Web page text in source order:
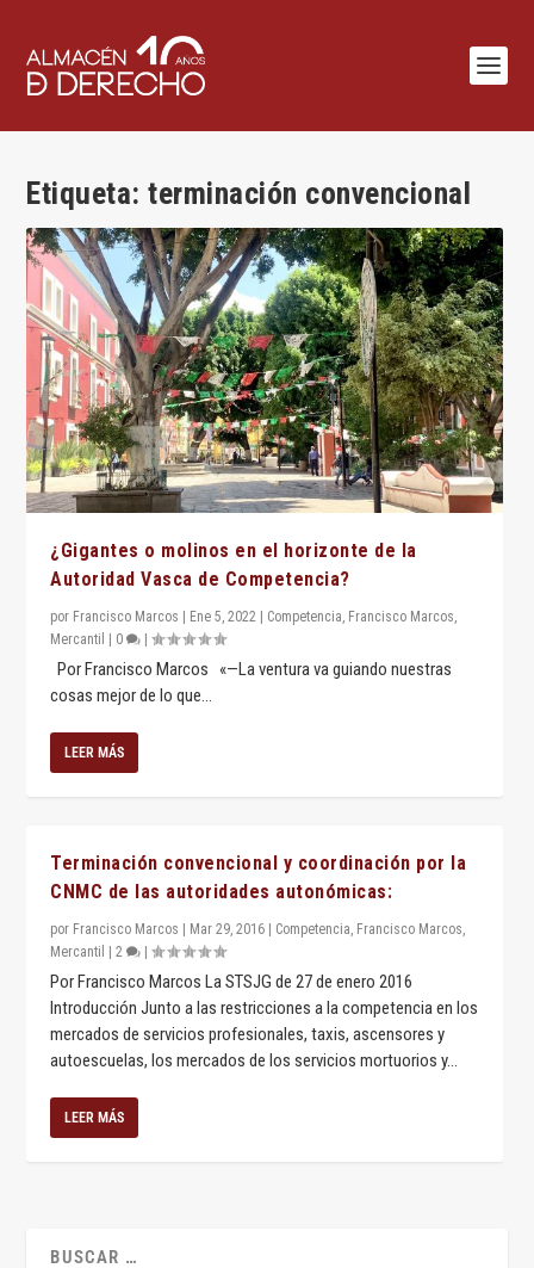
Etiqueta:terminación convencional
¿Gigantes o molinos en el horizonte de la
Autoridad Vasca de Competencia?
por Francisco Marcos Ene 5, 2022 Competencia, Francisco Marcos,
Mercantil
0 |
Por Francisco Marcos «—La ventura va guiando nuestras
cosas mejor de lo que...
LEER MÁS
Terminación convencional y coordinación por la
CNMC de las autoridades autonómicas:
por Francisco Marcos Mar 29, 2016 Competencia, Francisco Marcos,
Mercantil
|2 |
Por Francisco Marcos La STSJG de 27 de enero 2016
Introducción Junto a las restricciones a la competencia en los
mercados de servicios profesionales, taxis, ascensores y
autoescuelas, los mercados de los servicios mortuorios y...
LEER MÁS